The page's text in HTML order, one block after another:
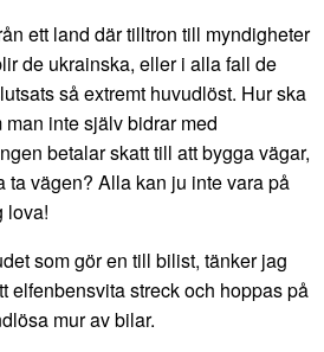
ett land där tilltron till myndigheter
de ukrainska, eller i alla fall de
så extremt huvudlöst. Hur ska
inte själv bidrar med
betalar skatt till att bygga vägar,
ta vägen? Alla kan ju inte vara på
lova!
som gör en till bilist, tänker jag
elfenbensvita streck och hoppas på
mur av bilar.